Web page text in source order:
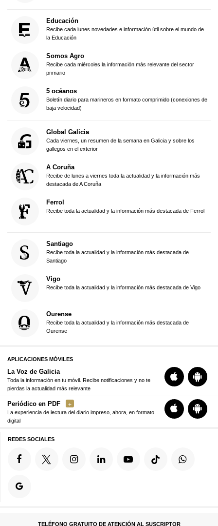
Educación
Recibe cada lunes novedades e información útil sobre el mundo de
la Educación
Somos Agro
Recibe cada miércoles la información más relevante del sector
primario
5 océanos
Boletín diario para marineros en formato comprimido (conexiones de
baja velocidad)
Global Galicia
Cada viernes, un resumen de la semana en Galicia y sobre los
gallegos en el exterior
A Coruña
Recibe de lunes a viernes toda la actualidad y la información más
destacada de A Coruña
Ferrol
Recibe toda la actualidad y la información más destacada de Ferrol
Santiago
Recibe toda la actualidad y la información más destacada de
Santiago
Vigo
Recibe toda la actualidad y la información más destacada de Vigo
Ourense
Recibe toda la actualidad y la información más destacada de
Ourense
APLICACIONES MÓVILES
La Voz de Galicia
Toda la información en tu móvil. Recibe notificaciones y no te
pierdas la actualidad más relevante
Periódico en PDF
La experiencia de lectura del diario impreso, ahora, en formato
digital
REDES SOCIALES
TELÉFONO GRATUITO DE ATENCIÓN AL SUSCRIPTOR